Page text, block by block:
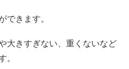
できます。
大きすぎない、重くないなど
。